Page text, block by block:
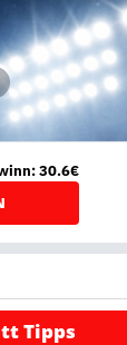
30.6€
Tipps